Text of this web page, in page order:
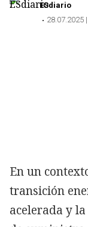
ESdiario
28.07.2025
En un
transición
acelerada y